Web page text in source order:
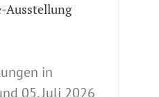
Ausstellung
in
05. Juli 2026